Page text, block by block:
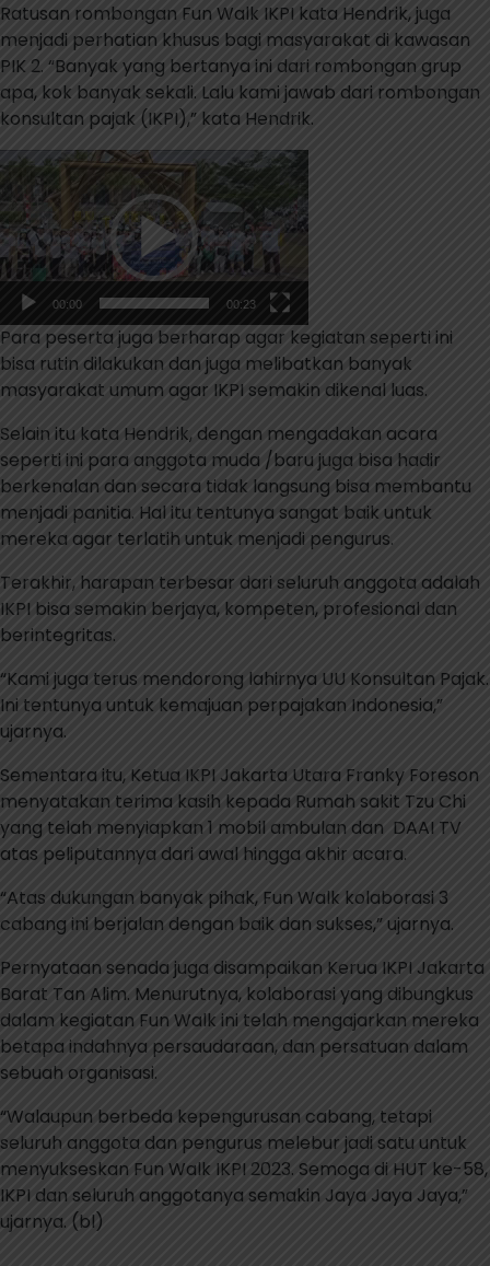
Ratusan rombongan Fun Walk IKPI kata Hendrik, juga
menjadi perhatian khusus bagi masyarakat di kawasan
PIK 2. “Banyak yang bertanya ini dari rombongan grup
apa, kok banyak sekali. Lalu kami jawab dari rombongan
konsultan pajak (IKPI),” kata Hendrik.
Pemutar
Video
00:00 00:23
Para peserta juga berharap agar kegiatan seperti ini
bisa rutin dilakukan dan juga melibatkan banyak
masyarakat umum agar IKPI semakin dikenal luas.
Selain itu kata Hendrik, dengan mengadakan acara
seperti ini para anggota muda /baru juga bisa hadir
berkenalan dan secara tidak langsung bisa membantu
menjadi panitia. Hal itu tentunya sangat baik untuk
mereka agar terlatih untuk menjadi pengurus.
Terakhir, harapan terbesar dari seluruh anggota adalah
IKPI bisa semakin berjaya, kompeten, profesional dan
berintegritas.
“Kami juga terus mendorong lahirnya UU Konsultan Pajak.
Ini tentunya untuk kemajuan perpajakan Indonesia,”
ujarnya.
Sementara itu, Ketua IKPI Jakarta Utara Franky Foreson
menyatakan terima kasih kepada Rumah sakit Tzu Chi
yang telah menyiapkan 1 mobil ambulan dan DAAI TV
atas peliputannya dari awal hingga akhir acara.
“Atas dukungan banyak pihak, Fun Walk kolaborasi 3
cabang ini berjalan dengan baik dan sukses,” ujarnya.
Pernyataan senada juga disampaikan Kerua IKPI Jakarta
Barat Tan Alim. Menurutnya, kolaborasi yang dibungkus
dalam kegiatan Fun Walk ini telah mengajarkan mereka
betapa indahnya persaudaraan, dan persatuan dalam
sebuah organisasi.
“Walaupun berbeda kepengurusan cabang, tetapi
seluruh anggota dan pengurus melebur jadi satu untuk
menyukseskan Fun Walk IKPI 2023. Semoga di HUT ke-58,
IKPI dan seluruh anggotanya semakin Jaya Jaya Jaya,”
ujarnya. (bl)